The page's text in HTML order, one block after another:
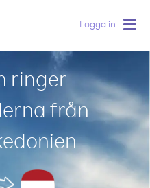
Logga in
ringer
från